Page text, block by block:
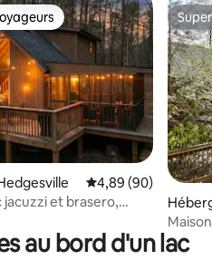
de 61 commentaires : 5 sur 5
Évaluation
4,89 (90)
et brasero,
au bord d'un lac